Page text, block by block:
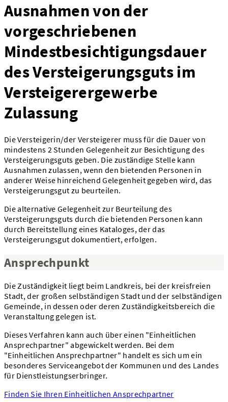
Ausnahmen von der
vorgeschriebenen
Mindestbesichtigungsdauer
des Versteigerungsguts im
Versteigerergewerbe
Zulassung
Die Versteigerin/der Versteigerer muss für die Dauer von
mindestens 2 Stunden Gelegenheit zur Besichtigung des
Versteigerungsguts geben. Die zuständige Stelle kann
Ausnahmen zulassen, wenn den bietenden Personen in
anderer Weise hinreichend Gelegenheit gegeben wird, das
Versteigerungsgut zu beurteilen.
Die alternative Gelegenheit zur Beurteilung des
Versteigerungsguts durch die bietenden Personen kann
durch Bereitstellung eines Kataloges, der das
Versteigerungsgut dokumentiert, erfolgen.
Ansprechpunkt
Die Zuständigkeit liegt beim Landkreis, bei der kreisfreien
Stadt, der großen selbständigen Stadt und der selbständigen
Gemeinde, in dessen oder deren Zuständigkeitsbereich die
Veranstaltung gelegen ist.
Dieses Verfahren kann auch über einen "Einheitlichen
Ansprechpartner" abgewickelt werden. Bei dem
"Einheitlichen Ansprechpartner" handelt es sich um ein
besonderes Serviceangebot der Kommunen und des Landes
für Dienstleistungserbringer.
Finden Sie Ihren Einheitlichen Ansprechpartner